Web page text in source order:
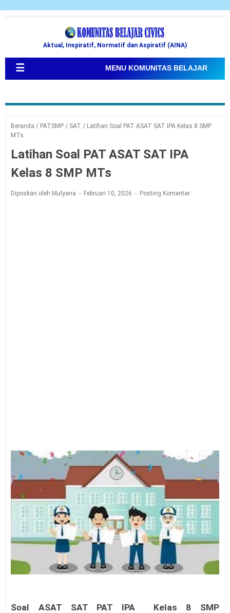
Aktual, Inspiratif, Normatif dan Aspiratif (AINA)
☰ MENU KOMUNITAS BELAJAR
Beranda / PATSMP / SAT / Latihan Soal PAT ASAT SAT IPA Kelas 8 SMP
MTs
Latihan Soal PAT ASAT SAT IPA
Kelas 8 SMP MTs
Diposkan oleh Mulyana Februari 10, 2026 Posting Komentar
Soal ASAT SAT PAT IPA Kelas 8 SMP